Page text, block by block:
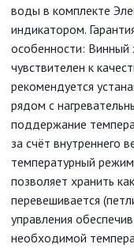
воды в комплекте
индикатором.
особенности: Винный
чувствителен к
рекомендуется
рядом с
поддержание
за счёт внутреннего
температурный
позволяет хранить
перевешивается
управления
необходимой